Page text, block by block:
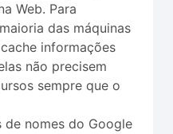
Web. Para
das máquinas
informações
não precisem
sempre que o
de nomes do Google